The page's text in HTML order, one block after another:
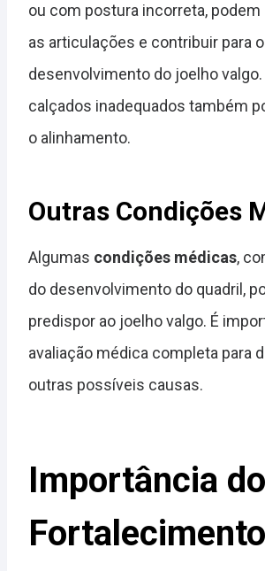
ou com postura incorreta,
as articulações e contribuir para o
desenvolvimento do joelho valgo.
calçados inadequados também
o alinhamento.
Outras Condições
Algumas condições médicas,
do desenvolvimento do quadril,
predispor ao joelho valgo. É
avaliação médica completa para
outras possíveis causas.
Importância do
Fortalecimento